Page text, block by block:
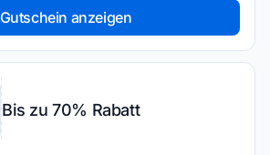
Gutschein anzeigen
Bis zu 70% Rabatt